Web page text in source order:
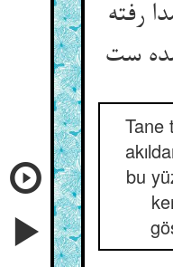
رفته
ست‏
Tane
bu